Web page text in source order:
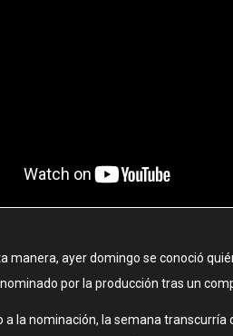
manera, ayer domingo se conoció
por la producción tras un
a la nominación, la semana